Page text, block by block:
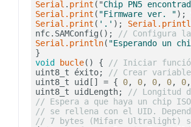
Serial . print ("Chip PN5
Serial .print ( "Firmware ver. ");
Serial .print ( '.' ); Serial
nfc.SAMConfig();
// Configura
Serial .println( "Esperando un
void
bucle() {
// Iniciar
uint8_t éxito;
// Crear variable
uint8_t uid[] = { 0, 0, 0, 0, 0,
uint8_t uidLength;
// Longitud
// Espera a que haya un chip
// se rellena con el UID.
// 7 bytes (Mifare Ultralight)